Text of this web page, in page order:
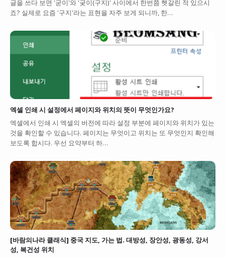
글을 쓰다 보면 '굳이'와 '궂이(구지)' 사이에서 한번쯤 헷갈린 적 있으시
죠? 실제로 요즘 '구지'라는 표현을 자주 보게 되니까, 한…
엑셀 인쇄 시 설정에서 페이지와 위치의 뜻이 무엇인가요?
엑셀에서 인쇄 시 엑셀의 버전에 따라 설정 부분에 페이지와 위치가 있는
것을 확인할 수 있습니다. 페이지는 무엇이고 위치는 또 무엇인지 확인해
보도록 합시다. 우선 요약부터 하…
[바람의나라 클래식] 중국 지도, 가는 법. 대방성, 장안성, 광동성, 강서
성, 복건성 위치